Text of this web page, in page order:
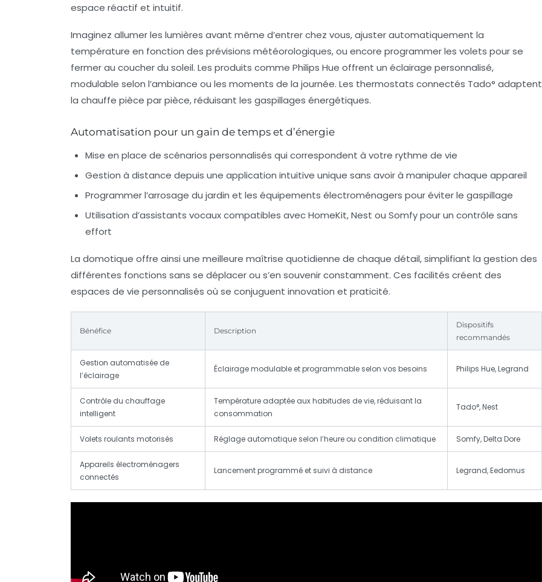
espace réactif et intuitif.
Imaginez allumer les lumières avant même d’entrer chez vous, ajuster automatiquement la
température en fonction des prévisions météorologiques, ou encore programmer les volets pour se
fermer au coucher du soleil. Les produits comme Philips Hue offrent un éclairage personnalisé,
modulable selon l’ambiance ou les moments de la journée. Les thermostats connectés Tado° adaptent
la chauffe pièce par pièce, réduisant les gaspillages énergétiques.
Automatisation pour un gain de temps et d’énergie
Mise en place de scénarios personnalisés qui correspondent à votre rythme de vie
Gestion à distance depuis une application intuitive unique sans avoir à manipuler chaque appareil
Programmer l’arrosage du jardin et les équipements électroménagers pour éviter le gaspillage
Utilisation d’assistants vocaux compatibles avec HomeKit, Nest ou Somfy pour un contrôle sans
effort
La domotique offre ainsi une meilleure maîtrise quotidienne de chaque détail, simplifiant la gestion des
différentes fonctions sans se déplacer ou s’en souvenir constamment. Ces facilités créent des
espaces de vie personnalisés où se conjuguent innovation et praticité.
Bénéfice Description
Dispositifs
recommandés
Gestion automatisée de
l’éclairage
Éclairage modulable et programmable selon vos besoins Philips Hue, Legrand
Contrôle du chauffage
intelligent
Température adaptée aux habitudes de vie, réduisant la
consommation
Tado°, Nest
Volets roulants motorisés Réglage automatique selon l’heure ou condition climatique Somfy, Delta Dore
Appareils électroménagers
connectés
Lancement programmé et suivi à distance Legrand, Eedomus